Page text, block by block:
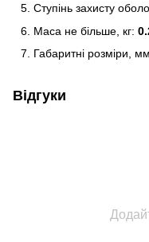
Ступінь захисту
Маса не більше, кг:
Габаритні розміри,
Відгуки